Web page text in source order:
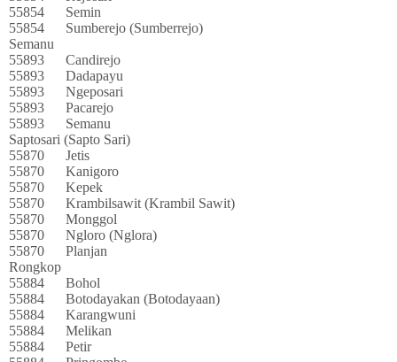
55854
Semin
55854
Sumberejo (Sumberrejo)
Semanu
55893
Candirejo
55893
Dadapayu
55893
Ngeposari
55893
Pacarejo
55893
Semanu
Saptosari (Sapto Sari)
55870
Jetis
55870
Kanigoro
55870
Kepek
55870
Krambilsawit (Krambil Sawit)
55870
Monggol
55870
Ngloro (Nglora)
55870
Planjan
Rongkop
55884
Bohol
55884
Botodayakan (Botodayaan)
55884
Karangwuni
55884
Melikan
55884
Petir